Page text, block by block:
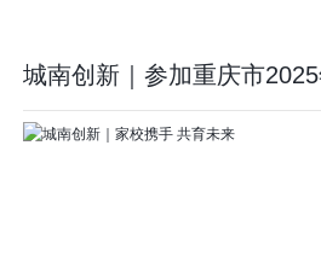
城南创新｜参加重庆市